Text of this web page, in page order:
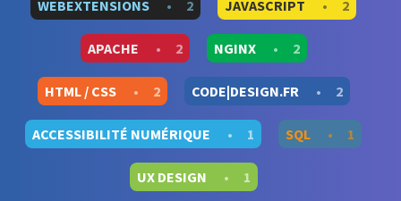
WEBEXTENSIONS • 2 JAVASCRIPT • 2
APACHE • 2 NGINX • 2
HTML / CSS • 2 CODE|DESIGN.FR • 2
ACCESSIBILITÉ NUMÉRIQUE • 1 SQL • 1
UX DESIGN • 1